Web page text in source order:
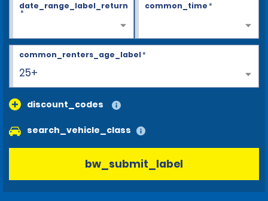
date_range_label_return
*
common_time*
25+
common_renters_age_label*
discount_codes
search_vehicle_class
bw_submit_label